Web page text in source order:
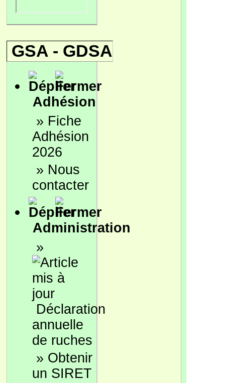
GSA - GDSA
Adhésion
» Fiche
Adhésion
2026
» Nous
contacter
Administration
»
Déclaration
annuelle
de ruches
» Obtenir
un SIRET